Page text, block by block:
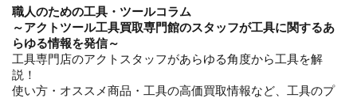
職人のための工具・ツールコラム
～アクトツール工具買取専門館のスタッフが工具に関するあ
らゆる情報を発信～
工具専門店のアクトスタッフがあらゆる角度から工具を解
説！
使い方・オススメ商品・工具の高価買取情報など、工具のプ